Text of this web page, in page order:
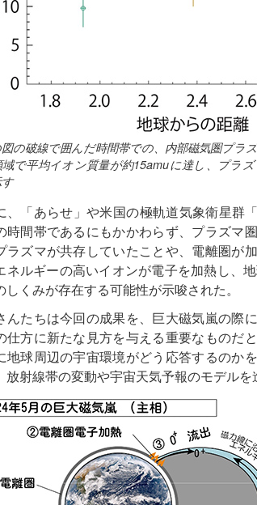
の破線で囲んだ時間帯での、内部磁気圏プラ
で平均イオン質量が約15amuに達し、プラ
、「あらせ」や米国の極軌道気象衛星群
時間帯であるにもかかわらず、プラズマ
ラズマが共存していたことや、電離圏が
ネルギーの高いイオンが電子を加熱し、
しくみが存在する可能性が示唆された。
んたちは今回の成果を、巨大磁気嵐の際
仕方に新たな見方を与える重要なものだ
地球周辺の宇宙環境がどう応答するのか
放射線帯の変動や宇宙天気予報のモデル